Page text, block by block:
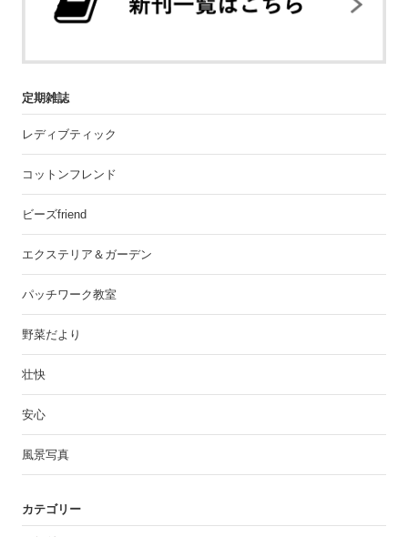
定期雑誌
レディブティック
コットンフレンド
ビーズfriend
エクステリア＆ガーデン
パッチワーク教室
野菜だより
壮快
安心
風景写真
カテゴリー